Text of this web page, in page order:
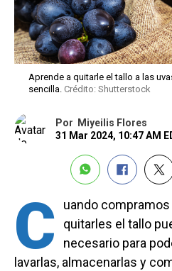
Aprende a quitarle el tallo a las
sencilla. Crédito: Shutterstock
Por
Miyeilis Flores
31 Mar 2024, 10:47 AM
C uando
quitarles el tallo
necesario para
lavarlas, almacenarlas y